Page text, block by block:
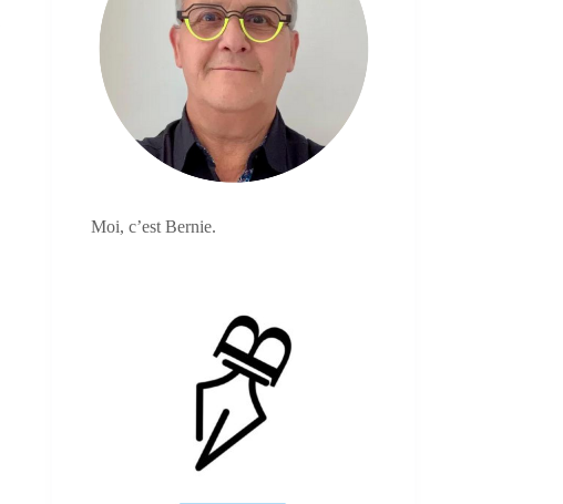
Moi, c’est Bernie.